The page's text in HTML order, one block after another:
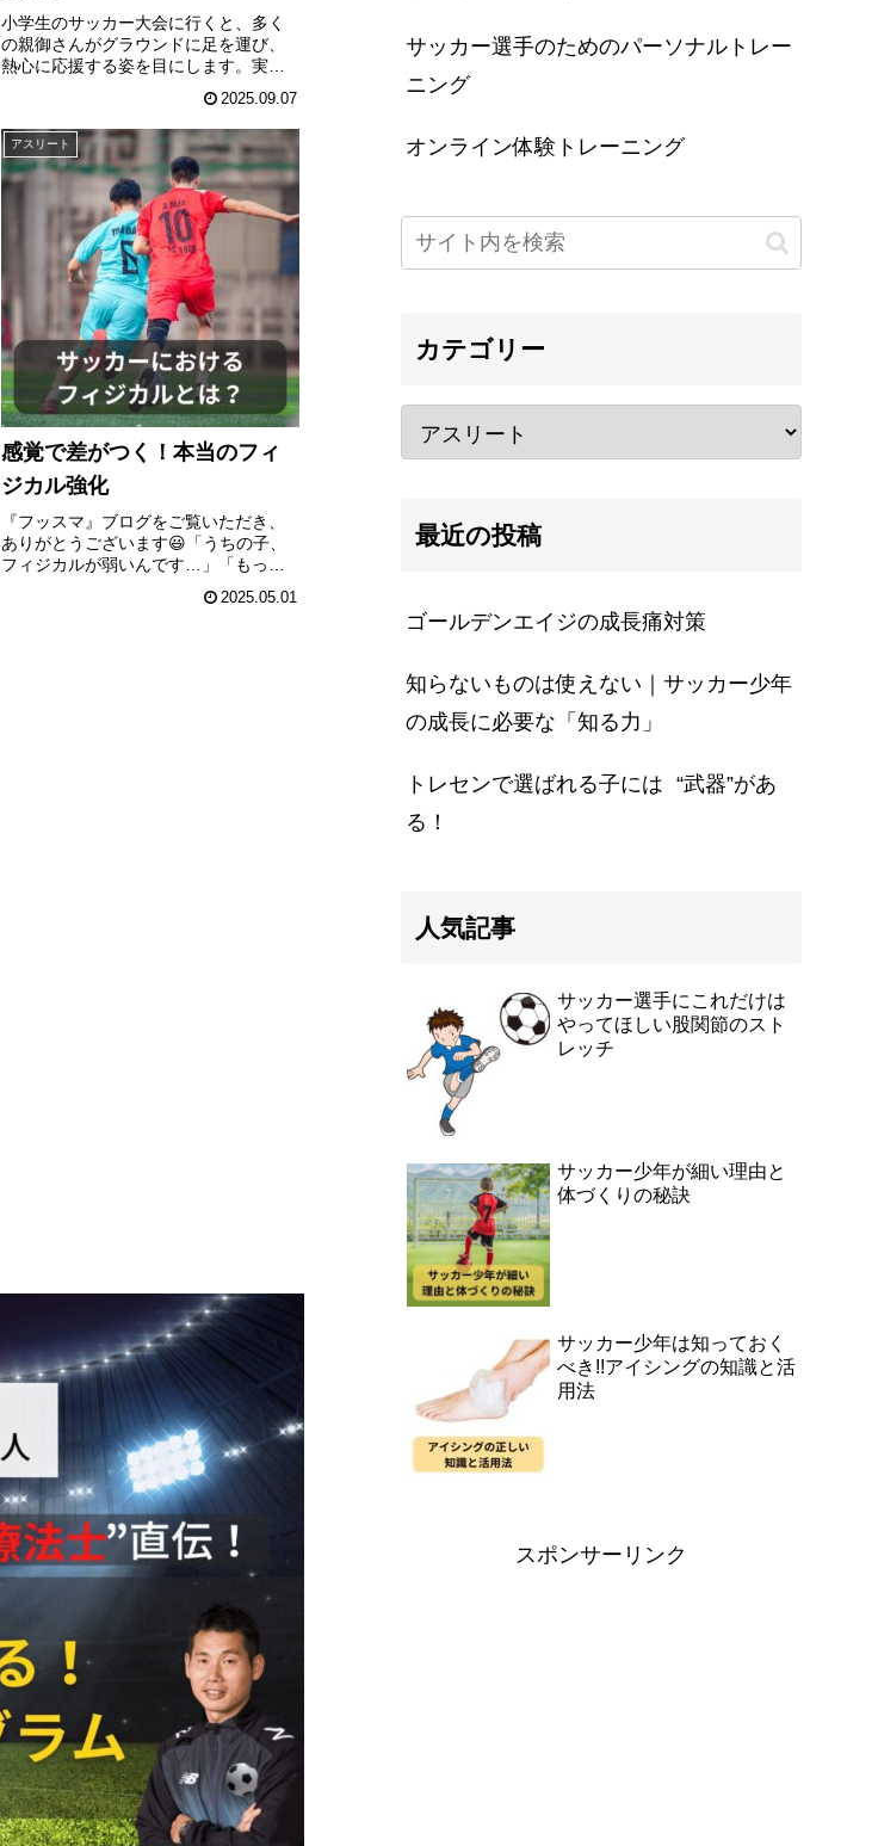
小学生のサッカー大会に行くと、多く
の親御さんがグラウンドに足を運び、
熱心に応援する姿を目にします。実は
とって大きな意味を持っていることを
ご存じでしょうか？小学生サッカーで
大切にしたい「親の応援」サッカー少
年...
2025.09.07
アスリート
感覚で差がつく！本当のフィ
ジカル強化
『フッスマ』ブログをご覧いただき、
ありがとうございます😃「うちの子、
フィジカルが弱いんです…」「もっと
めました！」サッカー少年を持つ親御
2025.05.01
サッカー選手のためのパーソナルトレー
ニング
オンライン体験トレーニング
カテゴリー
最近の投稿
ゴールデンエイジの成長痛対策
知らないものは使えない｜サッカー少年
の成長に必要な「知る力」
トレセンで選ばれる子には “武器”があ
る！
人気記事
サッカー選手にこれだけは
やってほしい股関節のスト
レッチ
サッカー少年が細い理由と
体づくりの秘訣
サッカー少年は知っておく
べき!!アイシングの知識と活
用法
スポンサーリンク